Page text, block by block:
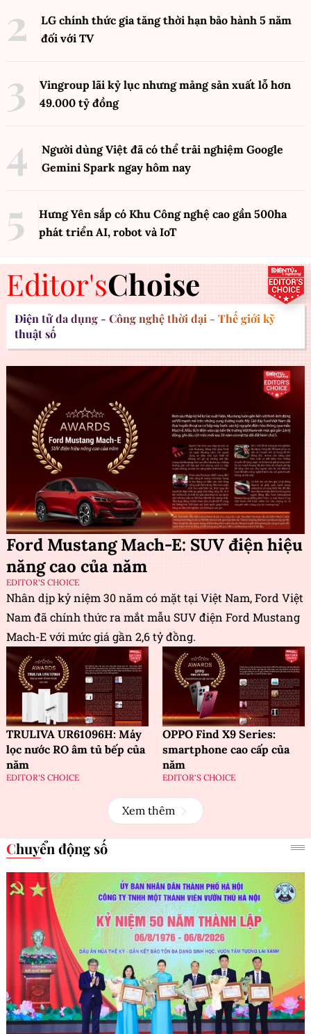
LG chính thức gia tăng thời hạn bảo hành 5 năm
đối với TV
Vingroup lãi kỷ lục nhưng mảng sản xuất lỗ hơn
49.000 tỷ đồng
Người dùng Việt đã có thể trải nghiệm Google
Gemini Spark ngay hôm nay
Hưng Yên sắp có Khu Công nghệ cao gần 500ha
phát triển AI, robot và IoT
Editor'sChoise
Điện tử đa dụng - Công nghệ thời đại - Thế giới kỹ
thuật số
Ford Mustang Mach-E: SUV điện hiệu
năng cao của năm
EDITOR'S CHOICE
Nhân dịp kỷ niệm 30 năm có mặt tại Việt Nam, Ford Việt
Nam đã chính thức ra mắt mẫu SUV điện Ford Mustang
Mach-E với mức giá gần 2,6 tỷ đồng.
TRULIVA UR61096H: Máy
lọc nước RO âm tủ bếp của
năm
EDITOR'S CHOICE
OPPO Find X9 Series:
smartphone cao cấp của
năm
EDITOR'S CHOICE
Xem thêm
Chuyển động số